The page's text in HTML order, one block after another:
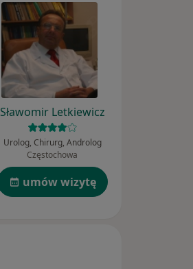
Sławomir Letkiewicz
Urolog, Chirurg, Androlog
Częstochowa
umów wizytę